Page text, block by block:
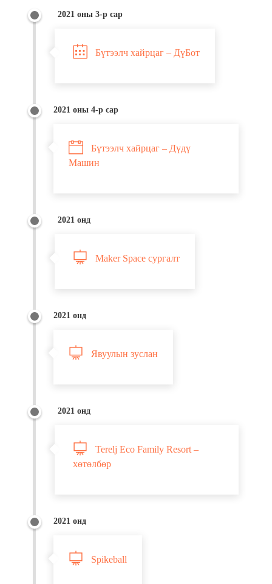
Бүтээлч хайрцаг – ДүБот
2021 оны 3-р сар
Бүтээлч хайрцаг – Дүдү
Машин
2021 оны 4-р сар
Maker Space сургалт
2021 онд
Явуулын зуслан
2021 онд
Terelj Eco Family Resort –
хөтөлбөр
2021 онд
Spikeball
2021 онд